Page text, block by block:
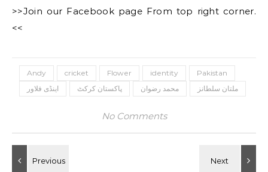
>>Join our Facebook page From top right corner.
<<
Andy cricket Flower identity
Pakistan
اینڈی فلاور
پاکستان کرکٹ محمد رضوان ملتان سلطانز
No Comments